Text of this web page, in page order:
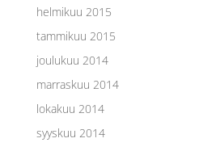
helmikuu 2015
tammikuu 2015
joulukuu 2014
marraskuu 2014
lokakuu 2014
syyskuu 2014